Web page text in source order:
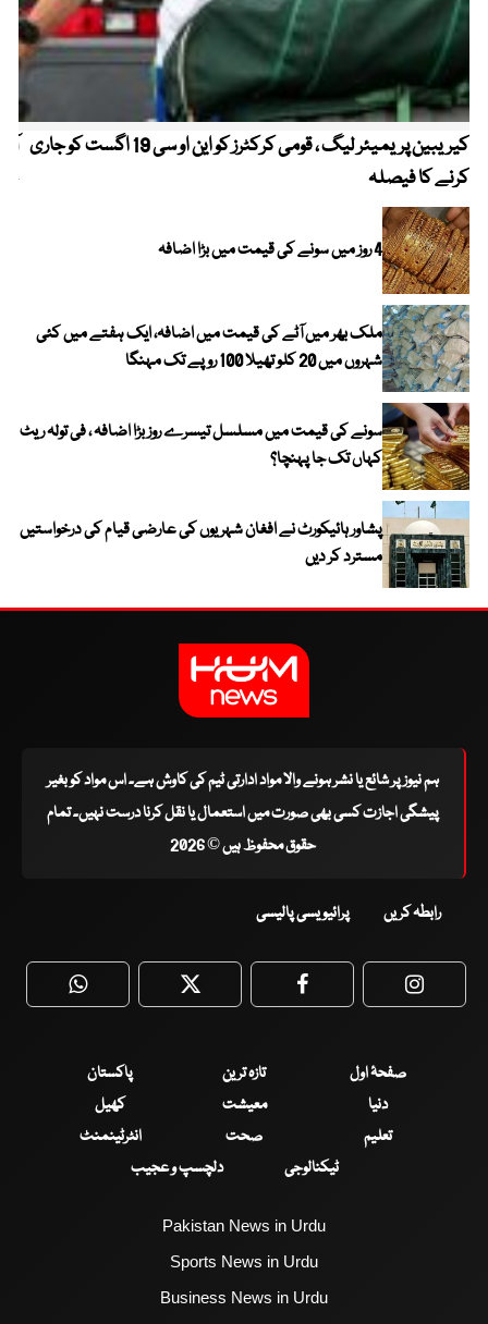
کیریبین پریمیئر لیگ ، قومی کرکٹرز کو این او سی 19 اگست کو جاری
کرنے کا فیصلہ
4 روز میں سونے کی قیمت میں بڑا اضافہ
ملک بھر میں آٹے کی قیمت میں اضافہ، ایک ہفتے میں کئی
شہروں میں 20 کلو تھیلا 100 روپے تک مہنگا
سونے کی قیمت میں مسلسل تیسرے روز بڑا اضافہ ، فی تولہ ریٹ
کہاں تک جا پہنچا؟
پشاور ہائیکورٹ نے افغان شہریوں کی عارضی قیام کی درخواستیں
مسترد کر دیں
ہم نیوز پر شائع یا نشر ہونے والا مواد ادارتی ٹیم کی کاوش ہے۔ اس مواد کو بغیر
پیشگی اجازت کسی بھی صورت میں استعمال یا نقل کرنا درست نہیں۔ تمام
حقوق محفوظ ہیں © 2026
رابطہ کریں پرائیویسی پالیسی
WhatsApp Twitter Facebook
صفحۂ اول تازہ ترین
پاکستان
دنیا
معیشت
کھیل
تعلیم
صحت
انٹرٹینمنٹ
ٹیکنالوجی
دلچسپ و عجیب
Pakistan News in Urdu
Sports News in Urdu
Business News in Urdu